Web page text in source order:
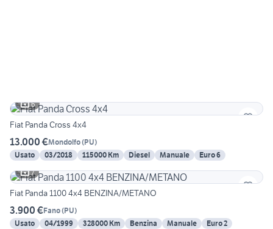
6
Fiat Panda Cross 4x4
13.000 €Mondolfo(PU)
Usato
03/2018 115000 Km Diesel Manuale
Euro 6
7
Fiat Panda 1100 4x4 BENZINA/METANO
3.900 €Fano(PU)
Usato
04/1999 328000 Km Benzina Manuale
Euro 2